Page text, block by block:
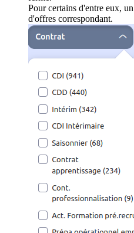
Pour certains d'entre eux,
d'offres correspondant.